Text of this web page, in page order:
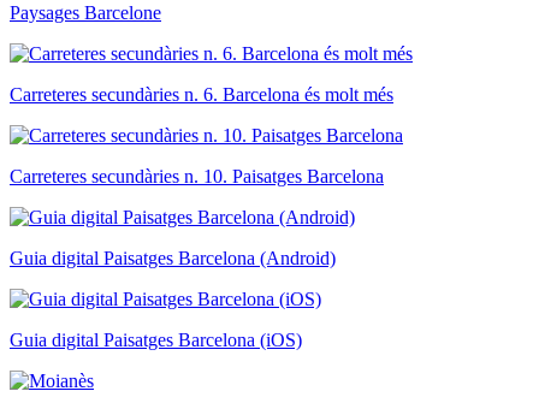
Paysages Barcelone
Carreteres secundàries n. 6. Barcelona és molt més
Carreteres secundàries n. 10. Paisatges Barcelona
Guia digital Paisatges Barcelona (Android)
Guia digital Paisatges Barcelona (iOS)